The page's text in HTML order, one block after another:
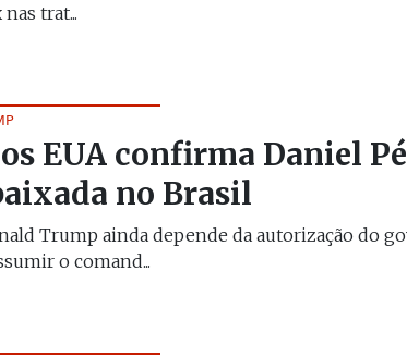
trat...
EUA confirma Daniel
no Brasil
Trump ainda depende da autorização do
o comand...